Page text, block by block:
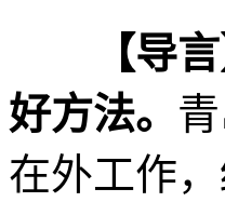
【导言
好方法。
在外工作